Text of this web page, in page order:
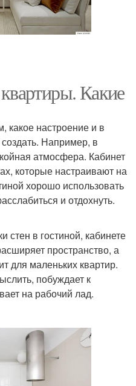
Какие
какое настроение и в
Например, в
атмосфера. Кабинет
которые настраивают на
хорошо использовать
и отдохнуть.
стен в гостиной, кабинете
пространство, а
для маленьких квартир.
побуждает к
на рабочий лад.